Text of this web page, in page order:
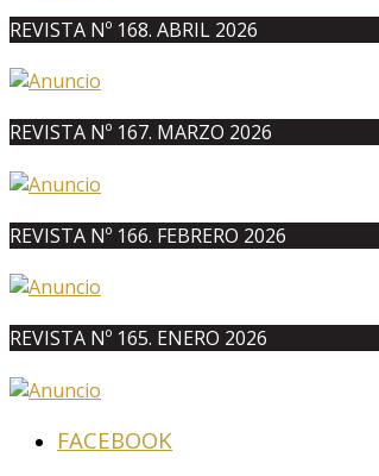
REVISTA Nº 168. ABRIL 2026
REVISTA Nº 167. MARZO 2026
REVISTA Nº 166. FEBRERO 2026
REVISTA Nº 165. ENERO 2026
FACEBOOK